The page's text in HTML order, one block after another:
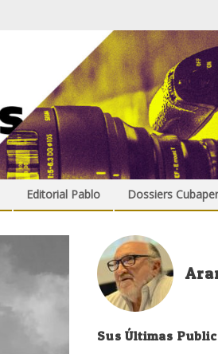
Editorial Pablo Dossiers
Sus Últimas